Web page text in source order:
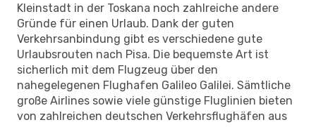
Kleinstadt in der Toskana noch zahlreiche andere
Gründe für einen Urlaub. Dank der guten
Verkehrsanbindung gibt es verschiedene gute
Urlaubsrouten nach Pisa. Die bequemste Art ist
sicherlich mit dem Flugzeug über den
nahegelegenen Flughafen Galileo Galilei. Sämtliche
große Airlines sowie viele günstige Fluglinien bieten
von zahlreichen deutschen Verkehrsflughäfen aus